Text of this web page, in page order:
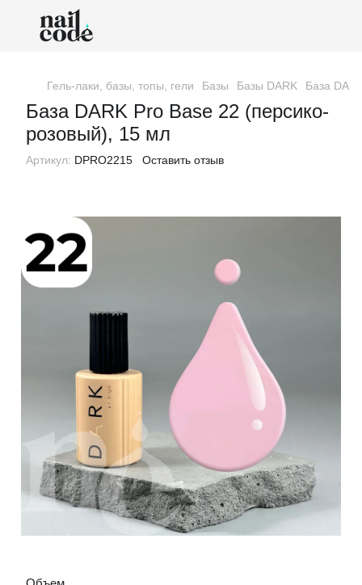
Гель-лаки, базы, топы, гели Базы Базы DARK База
База DARK Pro Base 22 (персико-
розовый), 15 мл
Артикул: DPRO2215 Оставить отзыв